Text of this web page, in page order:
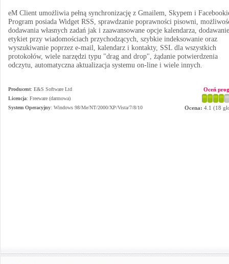
eM Client umożliwia pełną synchronizację z Gmailem, Skypem i
Program posiada Widget RSS, sprawdzanie poprawności pisowni,
dodawania własnych zadań jak i zaawansowane opcje kalendarza, dodawanie
etykiet przy wiadomościach przychodzących, szybkie indeksowanie oraz
wyszukiwanie poprzez e-mail, kalendarz i kontakty, SSL dla wszystkich
protokołów, wiele narzędzi typu "drag and drop", żądanie potwierdzenia
odczytu, automatyczna aktualizacja systemu on-line i wiele innych.
Producent: E&S Software Ltd
Licencja: Freeware (darmowa)
System Operacyjny: Windows 98/Me/NT/2000/XP/Vista/7/8/10
Oceń
Ocena: 4.1 (18